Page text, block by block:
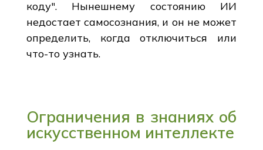
коду". Нынешнему состоянию ИИ
недостает самосознания, и он не может
определить, когда отключиться или
что-то узнать.
Ограничения в знаниях об
искусственном интеллекте